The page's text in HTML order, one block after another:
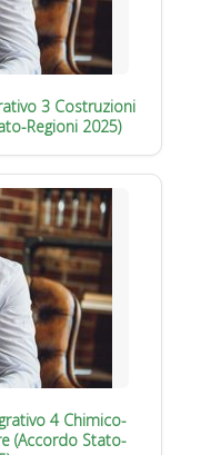
3 Costruzioni
Regioni 2025)
4 Chimico-
(Accordo Stato-